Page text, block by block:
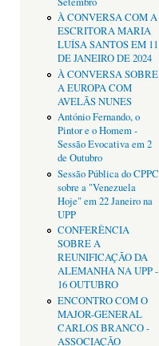
À CONVERSA COM A
ESCRITORA MARIA
LUÍSA SANTOS EM 11
DE JANEIRO DE 2024
À CONVERSA SOBRE
A EUROPA COM
AVELÃS NUNES
António Fernando, o
Pintor e o Homem -
Sessão Evocativa em 2
de Outubro
Sessão Pública do CPPC
sobre a "Venezuela
Hoje" em 22 Janeiro na
UPP
CONFERÊNCIA
SOBRE A
REUNIFICAÇÃO DA
ALEMANHA NA UPP -
16 OUTUBRO
ENCONTRO COM O
MAJOR-GENERAL
CARLOS BRANCO -
ASSOCIAÇÃO